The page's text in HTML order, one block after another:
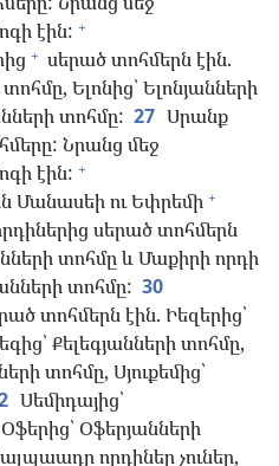
էին: +
+ սերած տոհմերն էին.
Ելոնից՝ Ելոնյանների
տոհմը: 27 Սրանք
Նրանց մեջ
էին: +
Մանասեի ու Եփրեմի +
սերած տոհմերն
տոհմը և Մաքիրի որդի
տոհմը: 30
տոհմերն էին. Իեզերից՝
Քելեգյանների տոհմը,
տոհմը, Սյուքեմից՝
Սեմիդայից՝
Օֆերյանների
որդիներ չուներ,